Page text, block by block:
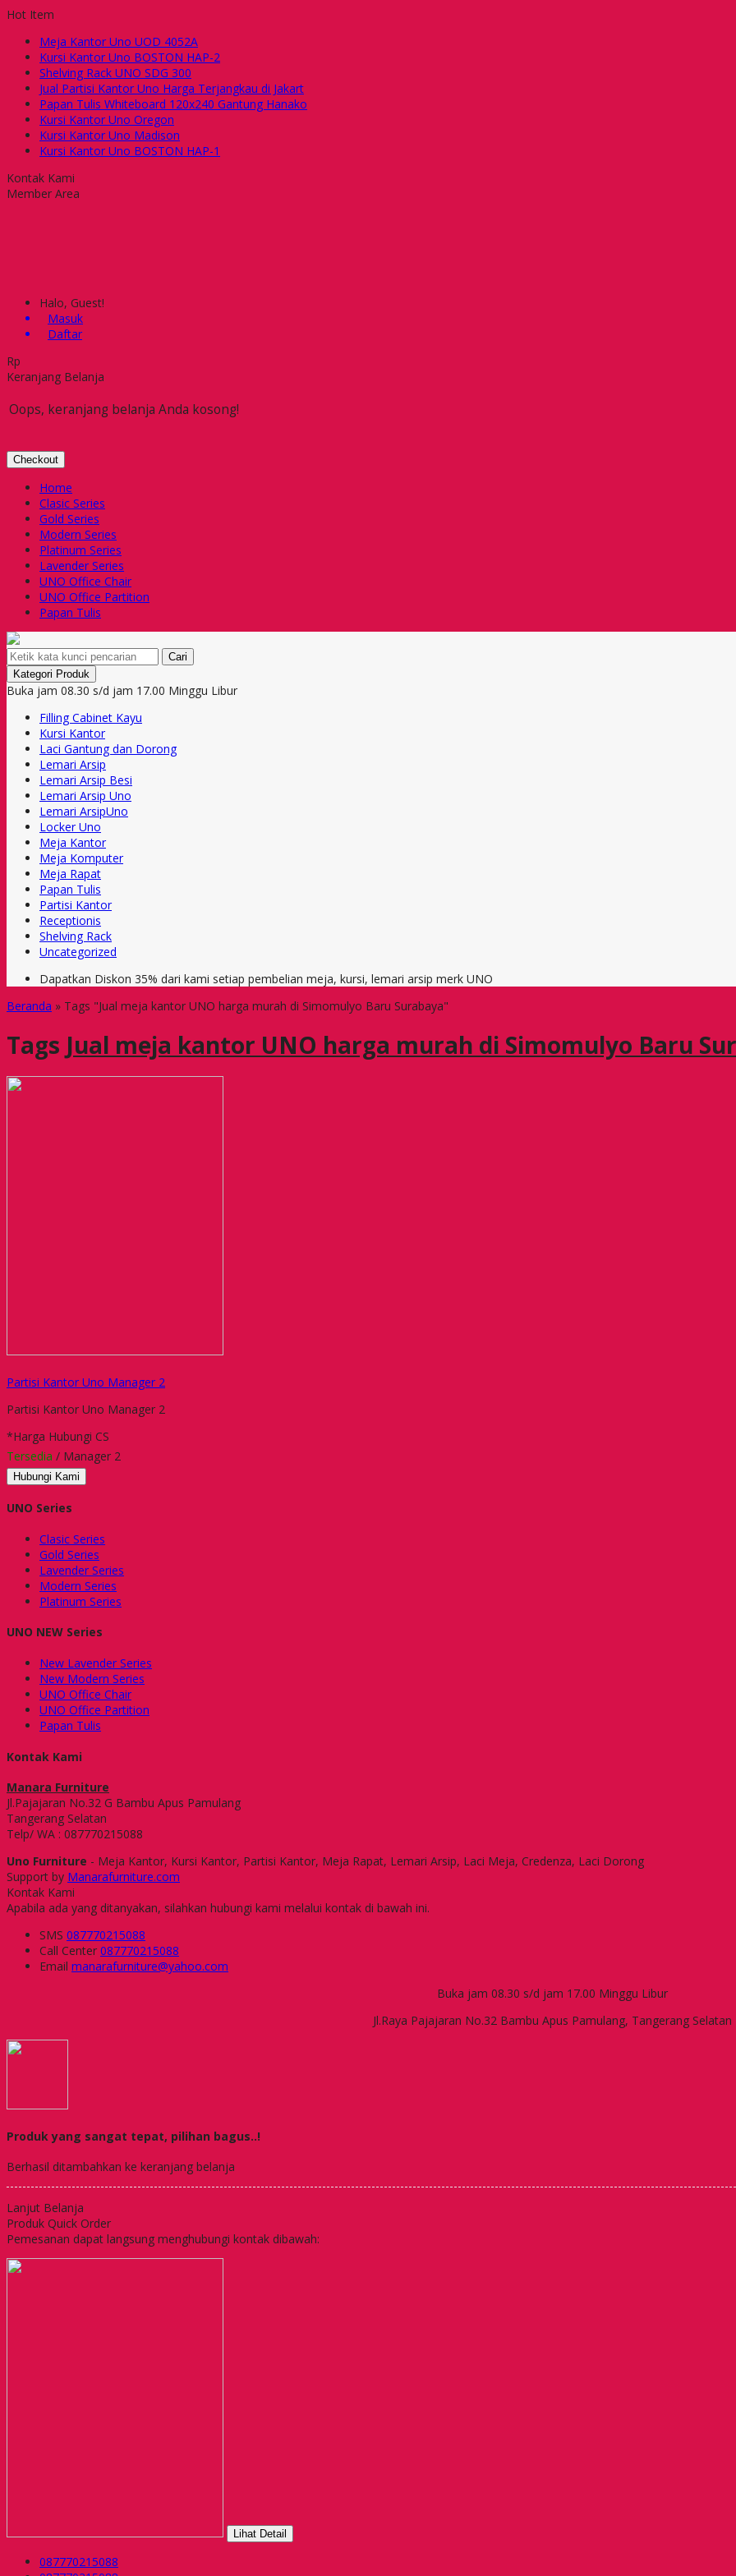
Hot Item
Meja Kantor Uno UOD 4052A
Kursi Kantor Uno BOSTON HAP-2
Shelving Rack UNO SDG 300
Jual Partisi Kantor Uno Harga Terjangkau di Jakart
Papan Tulis Whiteboard 120x240 Gantung Hanako
Kursi Kantor Uno Oregon
Kursi Kantor Uno Madison
Kursi Kantor Uno BOSTON HAP-1
Kontak Kami
Member Area
Halo, Guest!
Masuk
Daftar
Rp
Keranjang Belanja
Oops, keranjang belanja Anda kosong!
Checkout
Home
Clasic Series
Gold Series
Modern Series
Platinum Series
Lavender Series
UNO Office Chair
UNO Office Partition
Papan Tulis
Cari
Kategori Produk
Buka jam 08.30 s/d jam 17.00 Minggu Libur
Filling Cabinet Kayu
Kursi Kantor
Laci Gantung dan Dorong
Lemari Arsip
Lemari Arsip Besi
Lemari Arsip Uno
Lemari ArsipUno
Locker Uno
Meja Kantor
Meja Komputer
Meja Rapat
Papan Tulis
Partisi Kantor
Receptionis
Shelving Rack
Uncategorized
Dapatkan Diskon 35% dari kami setiap pembelian meja, kursi, lemari arsip merk UNO
Beranda » Tags "Jual meja kantor UNO harga murah di Simomulyo Baru Surabaya"
Tags Jual meja kantor UNO harga murah di Simomulyo Baru
Partisi Kantor Uno Manager 2
Partisi Kantor Uno Manager 2
*Harga Hubungi CS
Tersedia / Manager 2
Hubungi Kami
UNO Series
Clasic Series
Gold Series
Lavender Series
Modern Series
Platinum Series
UNO NEW Series
New Lavender Series
New Modern Series
UNO Office Chair
UNO Office Partition
Papan Tulis
Kontak Kami
Manara Furniture
Jl.Pajajaran No.32 G Bambu Apus Pamulang
Tangerang Selatan
Telp/ WA : 087770215088
Uno Furniture - Meja Kantor, Kursi Kantor, Partisi Kantor, Meja Rapat, Lemari Arsip, Laci Meja, Credenza, Laci Dorong
Support by Manarafurniture.com
Kontak Kami
Apabila ada yang ditanyakan, silahkan hubungi kami melalui kontak di bawah ini.
SMS 087770215088
Call Center 087770215088
Email manarafurniture@yahoo.com
Buka jam 08.30 s/d jam 17.00 Minggu Libur
Jl.Raya Pajajaran No.32 Bambu Apus Pamulang, Tangerang Selatan
Produk yang sangat tepat, pilihan bagus..!
Berhasil ditambahkan ke keranjang belanja
Lanjut Belanja
Produk Quick Order
Pemesanan dapat langsung menghubungi kontak dibawah:
Lihat Detail
087770215088